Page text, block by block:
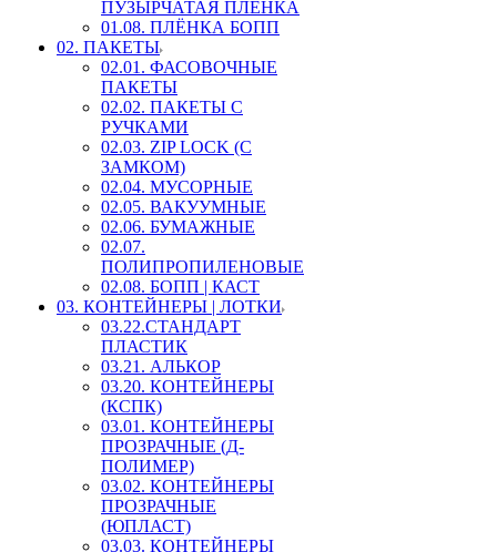
ПУЗЫРЧАТАЯ ПЛЁНКА
01.08. ПЛЁНКА БОПП
02. ПАКЕТЫ
02.01. ФАСОВОЧНЫЕ
ПАКЕТЫ
02.02. ПАКЕТЫ С
РУЧКАМИ
02.03. ZIP LOСK (С
ЗАМКОМ)
02.04. МУСОРНЫЕ
02.05. ВАКУУМНЫЕ
02.06. БУМАЖНЫЕ
02.07.
ПОЛИПРОПИЛЕНОВЫЕ
02.08. БОПП | КАСТ
03. КОНТЕЙНЕРЫ | ЛОТКИ
03.22.СТАНДАРТ
ПЛАСТИК
03.21. АЛЬКОР
03.20. КОНТЕЙНЕРЫ
(КСПК)
03.01. КОНТЕЙНЕРЫ
ПРОЗРАЧНЫЕ (Д-
ПОЛИМЕР)
03.02. КОНТЕЙНЕРЫ
ПРОЗРАЧНЫЕ
(ЮПЛАСТ)
03.03. КОНТЕЙНЕРЫ